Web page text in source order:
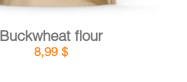
Buckwheat flour
8,99 $